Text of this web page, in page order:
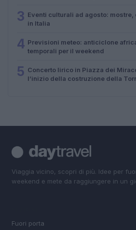
3 Eventi culturali ad agosto:
in Italia
4 Previsioni meteo: anticiclone
temporali per il weekend
5 Concerto lirico in Piazza dei
l’inizio della costruzione della
Viaggia vicino, scopri di più. Idee per
weekend e mete da raggiungere in un
Fuori porta